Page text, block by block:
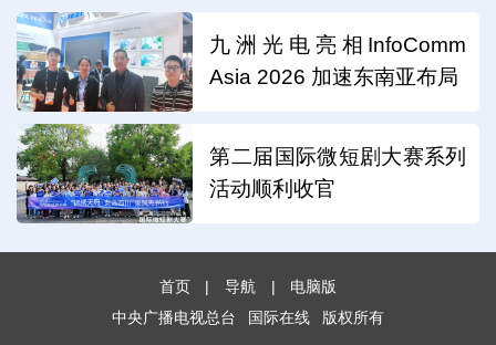
九洲光电亮相InfoComm
Asia 2026 加速东南亚布局
第二届国际微短剧大赛系列
活动顺利收官
首页 | 导航 |
电脑版
中央广播电视总台
国际在线 版权所有